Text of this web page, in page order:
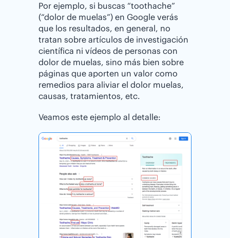
Por ejemplo, si buscas “toothache”
(“dolor de muelas”) en Google verás
que los resultados, en general, no
tratan sobre artículos de investigación
científica ni vídeos de personas con
dolor de muelas, sino más bien sobre
páginas que aporten un valor como
remedios para aliviar el dolor muelas,
causas, tratamientos, etc.
Veamos este ejemplo al detalle: